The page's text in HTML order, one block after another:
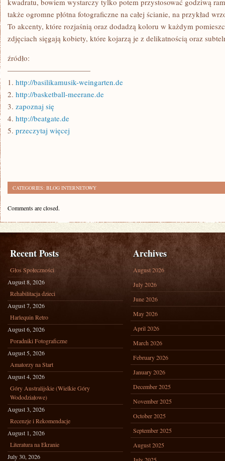
kwadratu, bowiem wystarczy tylko potem przystosować godziwą
także ogromne płótna fotograficzne na całej ścianie, na przykład
To akcenty, które rozjaśnią oraz dodadzą koloru w każdym
zdjęciach sięgają kobiety, które kojarzą je z delikatnością oraz
źródło:
———————————
1. http://basilikamusik-weingarten.de
2. http://basketball-meerane.de
3. zapoznaj się
4. http://beatgate.de
5. przeczytaj więcej
CATEGORIES: BLOG INTERNETOWY
Comments are closed.
Recent Posts
Głos Społeczności
August 8, 2026
Rehabilitacja dzieci
August 7, 2026
Harlequin Retro
August 6, 2026
Poradniki Fotograficzne
August 5, 2026
Amatorzy na Start
August 4, 2026
Góry Australijskie (Wielkie Góry
Wododziałowe)
August 3, 2026
Recenzje i Rekomendacje
August 1, 2026
Literatura na Ekranie
July 30, 2026
Archives
August 2026
July 2026
June 2026
May 2026
April 2026
March 2026
February 2026
January 2026
December 2025
November 2025
October 2025
September 2025
August 2025